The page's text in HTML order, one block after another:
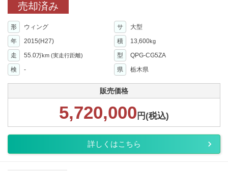
売却済み
形 ウィング サ
大型
年
2015(H27) 積 13,600kg
走 55.0万km (実走行距離) 型
QPG-CG5ZA
検
- 県 栃木県
販売価格
5,720,000 円(税込)
詳しくはこちら